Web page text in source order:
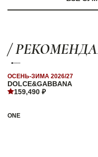
/
DOLCE&GABBANA
ОСЕНЬ-ЗИМА 2026/27
159,490 ₽
ONE